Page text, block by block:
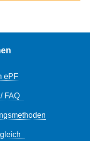
ePF
FAQ